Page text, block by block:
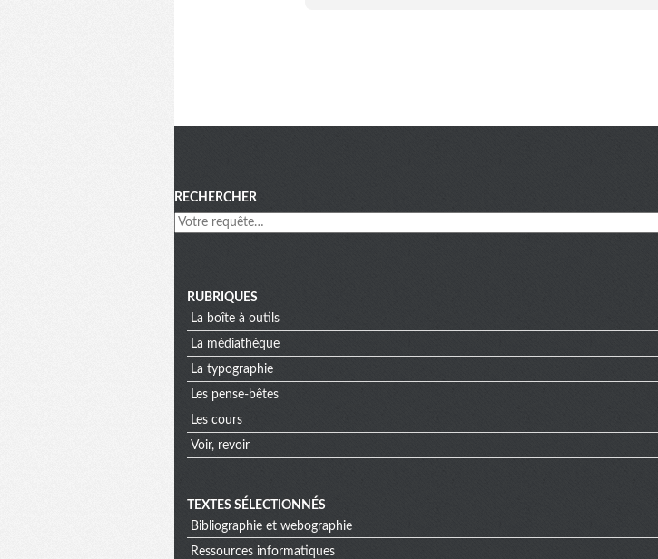
RECHERCHER
RUBRIQUES
La boîte à outils
La médiathèque
La typographie
Les pense-bêtes
Les cours
Voir, revoir
TEXTES SÉLECTIONNÉS
Bibliographie et webographie
Ressources informatiques